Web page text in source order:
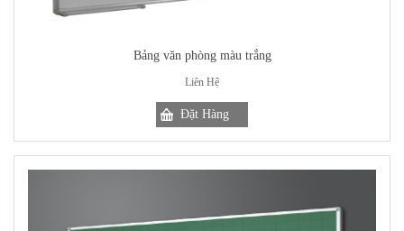
Bảng văn phòng màu trắng
Liên Hệ